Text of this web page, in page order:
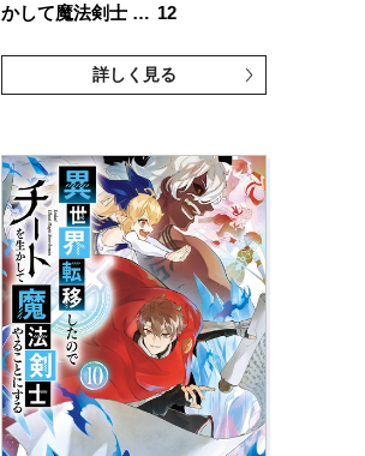
かして魔法剣士 … 12
詳しく見る